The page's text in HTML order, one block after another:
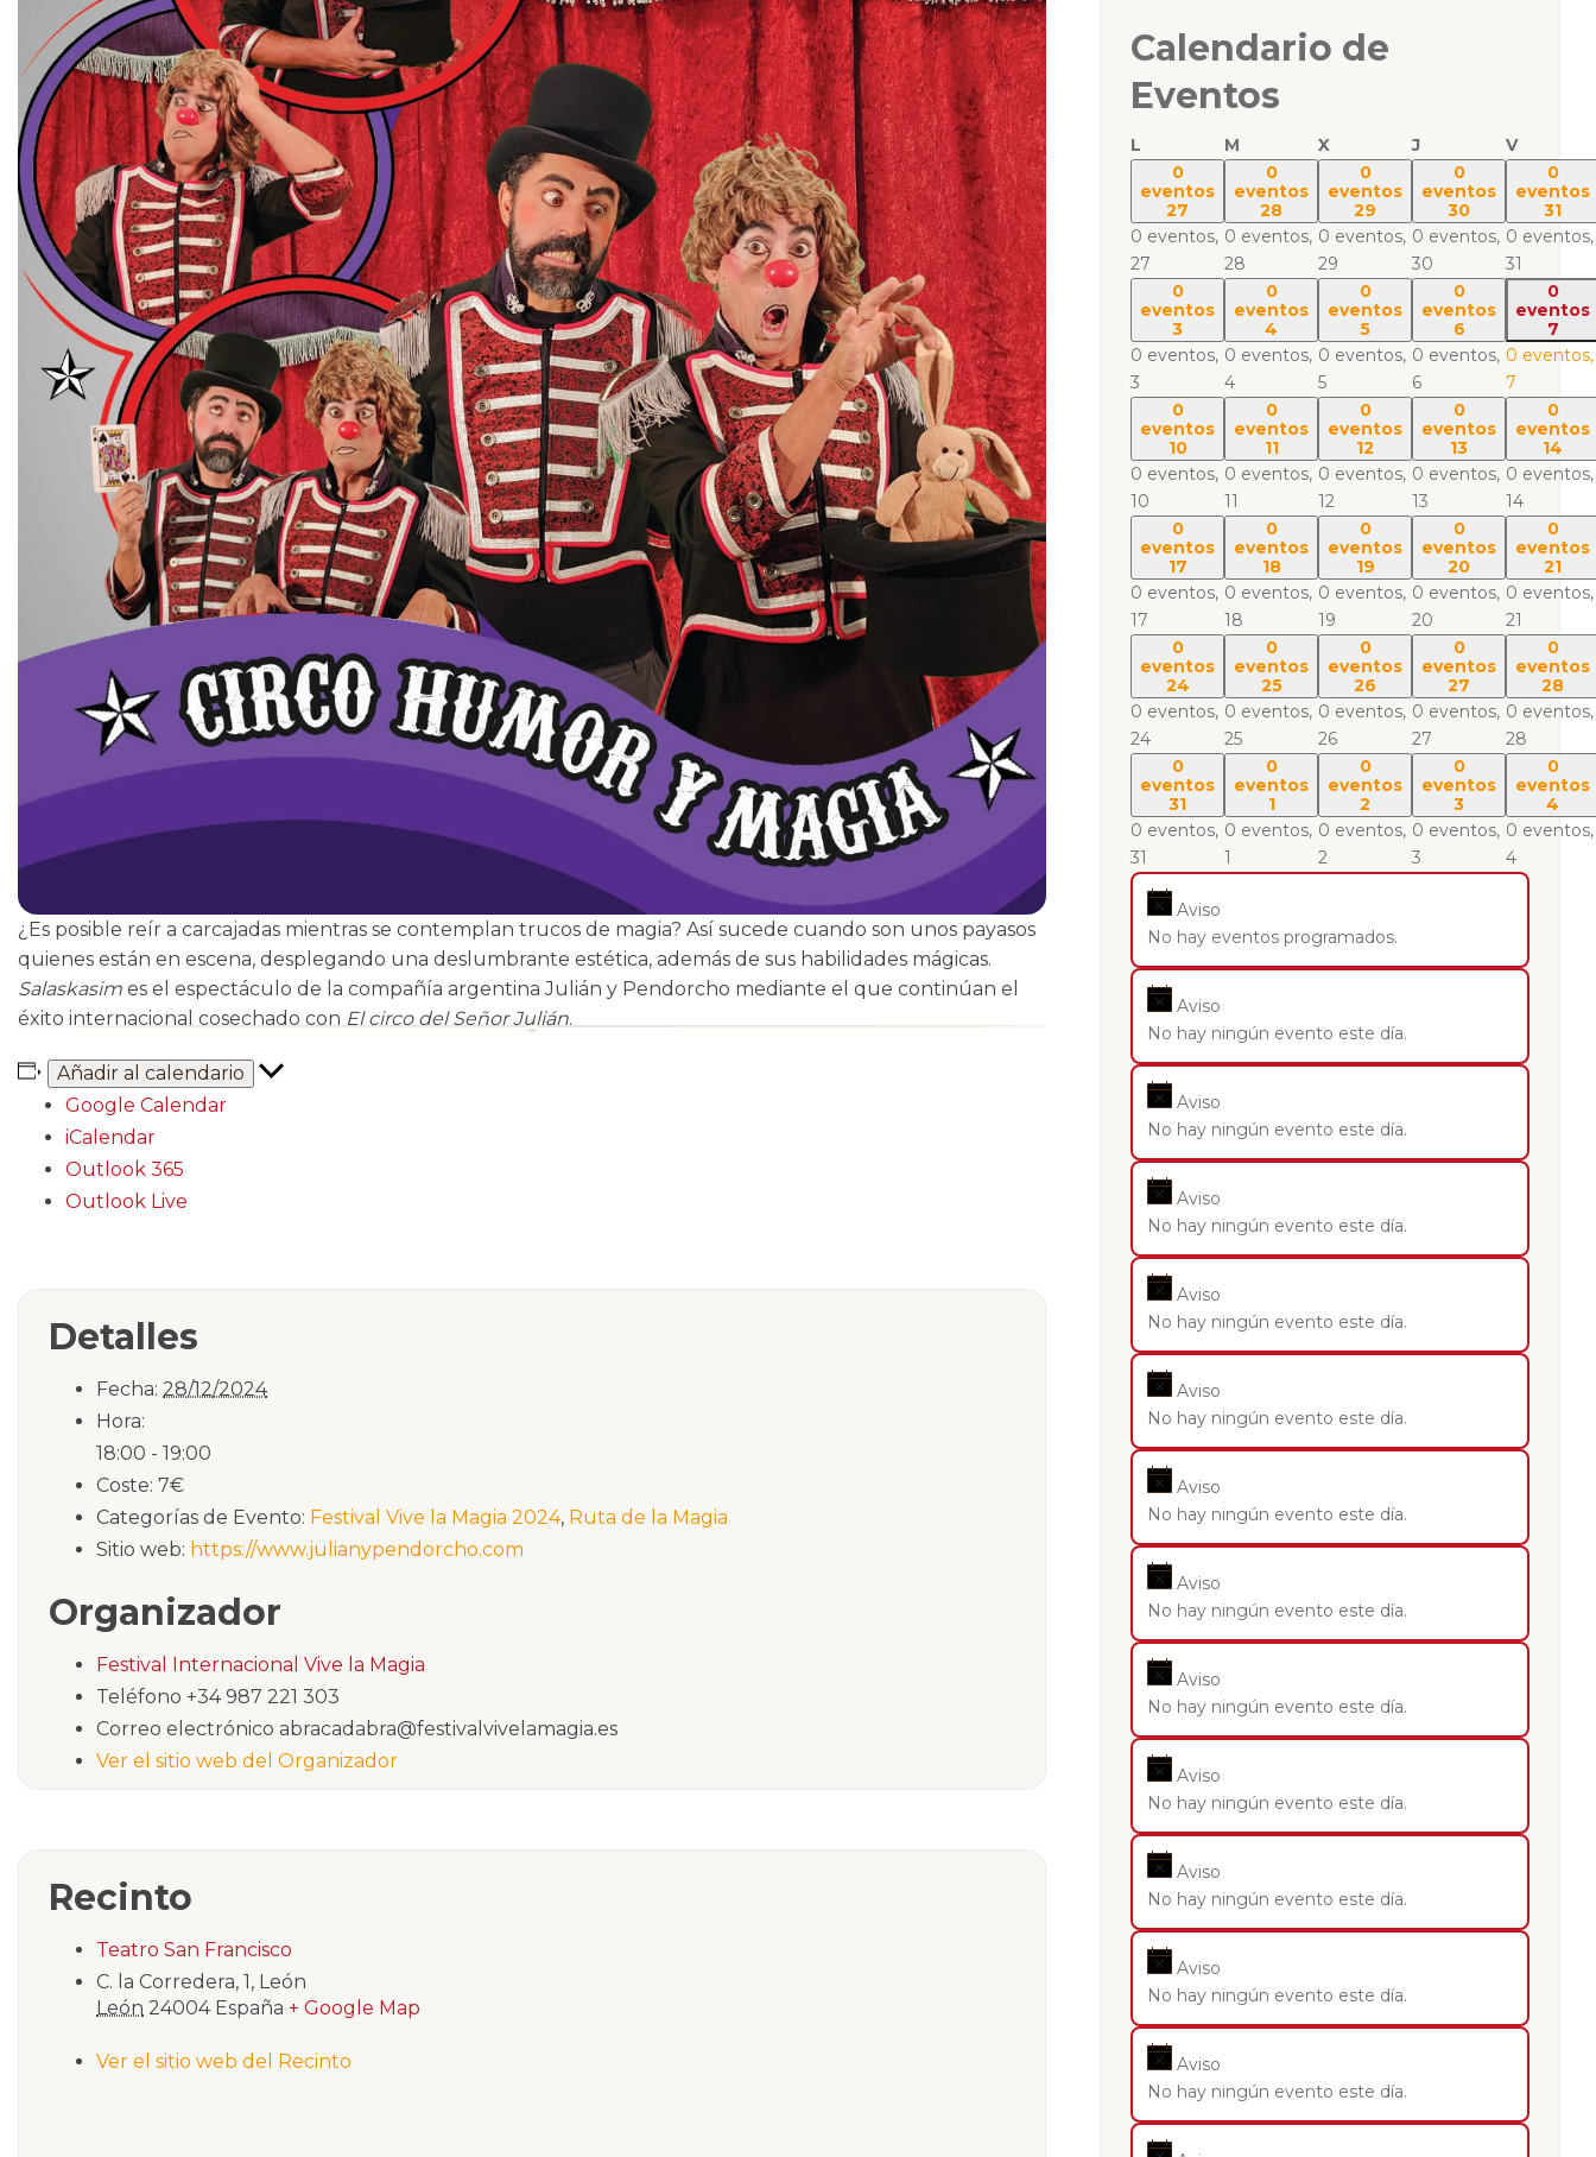
¿Es posible reír a carcajadas mientras se contemplan trucos de magia? Así sucede cuando son unos payasos
quienes están en escena, desplegando una deslumbrante estética, además de sus habilidades mágicas.
Salaskasim es el espectáculo de la compañía argentina Julián y Pendorcho mediante el que continúan el
éxito internacional cosechado con El circo del Señor Julián.
Añadir al calendario
Google Calendar
iCalendar
Outlook 365
Outlook Live
Detalles
Fecha: 28/12/2024
Hora:
18:00 - 19:00
Coste: 7€
Categorías de Evento: Festival Vive la Magia 2024, Ruta de la Magia
Sitio web: https://www.julianypendorcho.com
Organizador
Festival Internacional Vive la Magia
Teléfono +34 987 221 303
Correo electrónico abracadabra@festivalvivelamagia.es
Ver el sitio web del Organizador
Recinto
Teatro San Francisco
C. la Corredera, 1, León
León 24004 España + Google Map
Ver el sitio web del Recinto
Calendario de
Eventos
L M X J
V
0
eventos
27
0 eventos,
27
0
eventos
28
0 eventos,
28
0
eventos
29
0 eventos,
29
0
eventos
30
0 eventos,
30
0
eventos
31
0 eventos,
31
0
eventos
3
0 eventos,
3
0
eventos
4
0 eventos,
4
0
eventos
5
0 eventos,
5
0
eventos
6
0 eventos,
6
0
eventos
7
0 eventos,
7
0
eventos
10
0 eventos,
10
0
eventos
11
0 eventos,
11
0
eventos
12
0 eventos,
12
0
eventos
13
0 eventos,
13
0
eventos
14
0 eventos,
14
0
eventos
17
0 eventos,
17
0
eventos
18
0 eventos,
18
0
eventos
19
0 eventos,
19
0
eventos
20
0 eventos,
20
0
eventos
21
0 eventos,
21
0
eventos
24
0 eventos,
24
0
eventos
25
0 eventos,
25
0
eventos
26
0 eventos,
26
0
eventos
27
0 eventos,
27
0
eventos
28
0 eventos,
28
0
eventos
31
0 eventos,
31
0
eventos
1
0 eventos,
1
0
eventos
2
0 eventos,
2
0
eventos
3
0 eventos,
3
0
eventos
4
0 eventos,
4
Aviso
No hay eventos programados.
Aviso
No hay ningún evento este día.
Aviso
No hay ningún evento este día.
Aviso
No hay ningún evento este día.
Aviso
No hay ningún evento este día.
Aviso
No hay ningún evento este día.
Aviso
No hay ningún evento este día.
Aviso
No hay ningún evento este día.
Aviso
No hay ningún evento este día.
Aviso
No hay ningún evento este día.
Aviso
No hay ningún evento este día.
Aviso
No hay ningún evento este día.
Aviso
No hay ningún evento este día.